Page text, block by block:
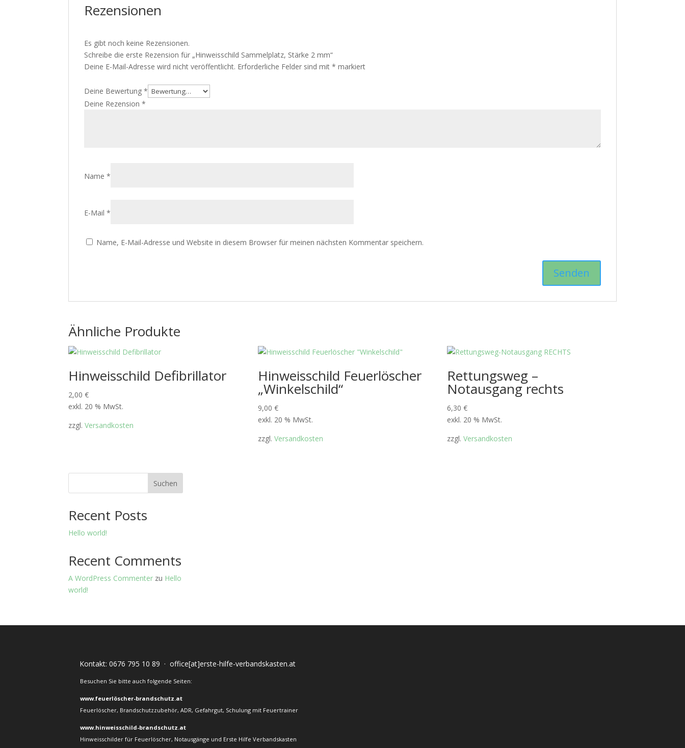
Rezensionen
Es gibt noch keine Rezensionen.
Schreibe die erste Rezension für „Hinweisschild Sammelplatz, Stärke 2 mm“
Deine E-Mail-Adresse wird nicht veröffentlicht. Erforderliche Felder sind mit* markiert
Deine Bewertung*
Deine Rezension*
Name*
E-Mail*
Name, E-Mail-Adresse und Website in diesem Browser für meinen nächsten Kommentar speichern.
Ähnliche Produkte
Hinweisschild Defibrillator
2,00€
exkl. 20 % MwSt.
zzgl.Versandkosten
Hinweisschild Feuerlöscher
„Winkelschild“
9,00 €
exkl. 20 % MwSt.
zzgl. Versandkosten
Rettungsweg –
Notausgang rechts
6,30€
exkl. 20 % MwSt.
zzgl.Versandkosten
Suchen
Recent Posts
Hello world!
Recent Comments
A WordPress Commenter zu Hello
world!
Kontakt:0676 795 10 89 ·office[at]erste-hilfe-verbandskasten.at
Besuchen Sie bitte auch folgende Seiten:
www.feuerlöscher-brandschutz.at
Feuerlöscher, Brandschutzzubehör, ADR, Gefahrgut, Schulung mit Feuertrainer
www.hinweisschild-brandschutz.at
Hinweisschilder für Feuerlöscher, Notausgänge und Erste Hilfe Verbandskasten